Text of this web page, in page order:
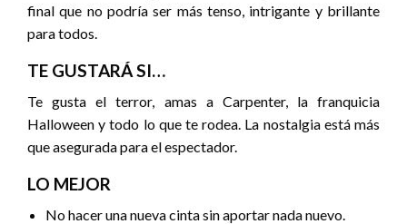
final que no podría ser más tenso, intrigante y brillante
para todos.
TE GUSTARÁ SI…
Te gusta el terror, amas a Carpenter, la franquicia
Halloween y todo lo que te rodea. La nostalgia está más
que asegurada para el espectador.
LO MEJOR
No hacer una nueva cinta sin aportar nada nuevo.